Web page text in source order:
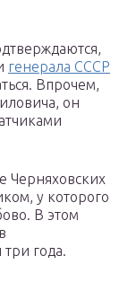
генерала СССР
Впрочем,
он
Черняховских
у которого
В этом
года.